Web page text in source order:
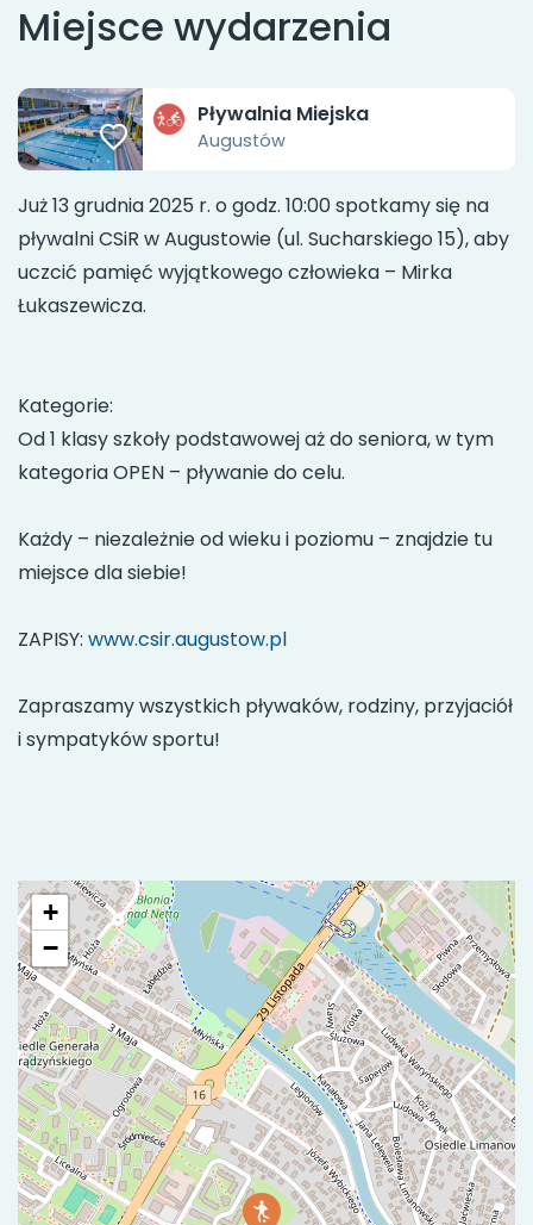
Miejsce wydarzenia
Pływalnia Miejska
Augustów
Już 13 grudnia 2025 r. o godz. 10:00 spotkamy się na
pływalni CSiR w Augustowie (ul. Sucharskiego 15), aby
uczcić pamięć wyjątkowego człowieka – Mirka
Łukaszewicza.
Kategorie:
Od 1 klasy szkoły podstawowej aż do seniora, w tym
kategoria OPEN – pływanie do celu.
Każdy – niezależnie od wieku i poziomu – znajdzie tu
miejsce dla siebie!
ZAPISY: www.csir.augustow.pl
Zapraszamy wszystkich pływaków, rodziny, przyjaciół
i sympatyków sportu!
+
−